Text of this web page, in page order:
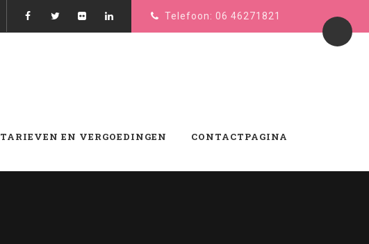
Telefoon: 06 46271821
TARIEVEN EN VERGOEDINGEN CONTACTPAGINA